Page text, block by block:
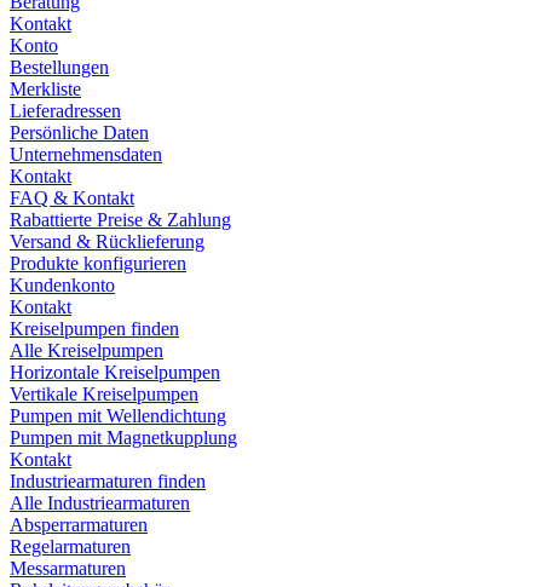
Kontakt
Konto
Bestellungen
Merkliste
Lieferadressen
Persönliche Daten
Unternehmensdaten
Kontakt
FAQ & Kontakt
Rabattierte Preise & Zahlung
Versand & Rücklieferung
Produkte konfigurieren
Kundenkonto
Kontakt
Kreiselpumpen finden
Alle Kreiselpumpen
Horizontale Kreiselpumpen
Vertikale Kreiselpumpen
Pumpen mit Wellendichtung
Pumpen mit Magnetkupplung
Kontakt
Industriearmaturen finden
Alle Industriearmaturen
Absperrarmaturen
Regelarmaturen
Messarmaturen